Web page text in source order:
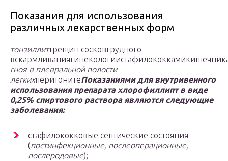
Показания для использования
различных лекарственных форм
тонзиллиттрещин сосковгрудного
гноя в плевральной полости
легкихперитонитеПоказаниями для внутривенного
использования препарата хлорофиллипт в виде
0,25% спиртового раствора являются следующие
заболевания:
стафилококковые септические состояния
(постинфекционные, послеоперационные,
послеродовые);